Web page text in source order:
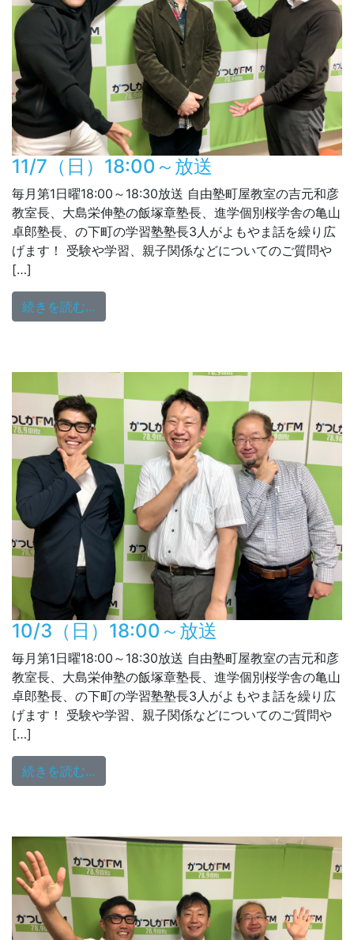
11/7（日）18:00～放送
毎月第1日曜18:00～18:30放送 自由塾町屋教室の吉元和彦
教室長、大島栄伸塾の飯塚章塾長、進学個別桜学舎の亀山
卓郎塾長、の下町の学習塾塾長3人がよもやま話を繰り広
げます！ 受験や学習、親子関係などについてのご質問や
[…]
続きを読む…
10/3（日）18:00～放送
毎月第1日曜18:00～18:30放送 自由塾町屋教室の吉元和彦
教室長、大島栄伸塾の飯塚章塾長、進学個別桜学舎の亀山
卓郎塾長、の下町の学習塾塾長3人がよもやま話を繰り広
げます！ 受験や学習、親子関係などについてのご質問や
[…]
続きを読む…